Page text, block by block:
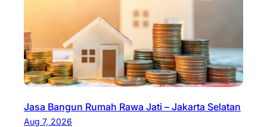
Jasa Bangun Rumah Rawa Jati – Jakarta Selatan
Aug 7, 2026